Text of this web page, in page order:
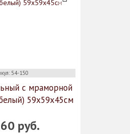
54-150
с мраморной
59x59x45см
руб.